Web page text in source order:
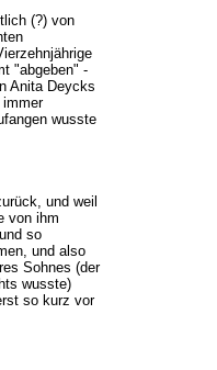
(?) von
"abgeben" -
Anita Deycks
wusste
und weil
von ihm
so
und also
Sohnes (der
wusste)
so kurz vor